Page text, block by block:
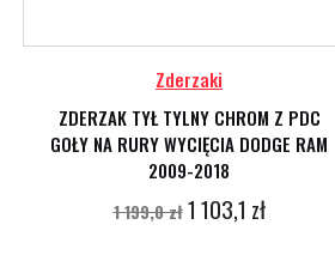
Zderzaki
ZDERZAK TYŁ TYLNY CHROM Z PDC
GOŁY NA RURY WYCIĘCIA DODGE RAM
2009-2018
1 199,0 zł 1 103,1 zł